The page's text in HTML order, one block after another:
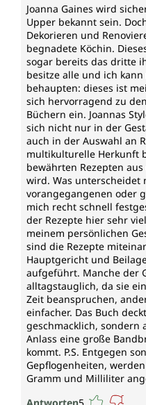
Joanna Gaines wird
Upper bekannt sein.
Dekorieren und
begnadete Köchin.
sogar bereits das dritte
besitze alle und ich
behaupten: dieses ist
sich hervorragend zu
Büchern ein. Joannas
sich nicht nur in der
auch in der Auswahl an
multikulturelle Herkunft
bewährten Rezepten
wird. Was unterscheidet
vorangegangenen oder
mich recht schnell
der Rezepte hier sehr
meinem persönlichen
sind die Rezepte
Hauptgericht und
aufgeführt. Manche der
alltagstauglich, da sie
Zeit beanspruchen,
einfacher. Das Buch
geschmacklich, sondern
Anlass eine große
kommt. P.S. Entgegen
Gepflogenheiten,
Gramm und Milliliter